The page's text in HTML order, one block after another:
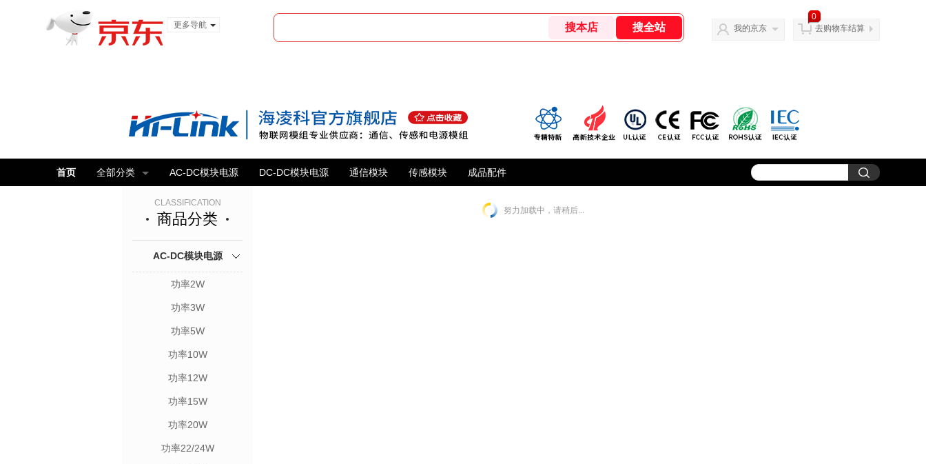
更多导航
我的京东
0
去购物车结算
首页 全部分类 AC-DC模块电源 DC-DC模块电源 通信模块 传感模块 成品配件
CLASSIFICATION
商品分类
AC-DC模块电源
功率2W
功率3W
功率5W
功率10W
功率12W
功率15W
功率20W
功率22/24W
努力加载中，请稍后...